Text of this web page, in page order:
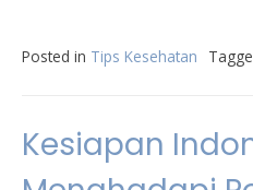
Posted in Tips Kesehatan
Kesiapan